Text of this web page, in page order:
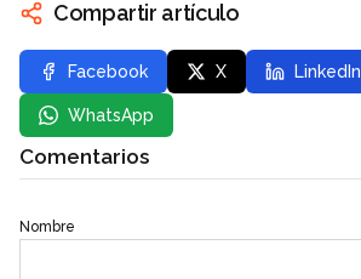
Compartir artículo
Facebook X LinkedIn
WhatsApp
Comentarios
Nombre